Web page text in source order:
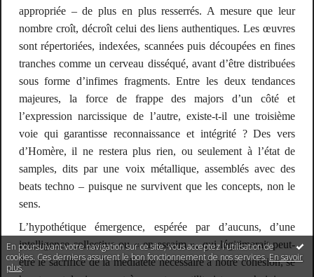
En poursuivant votre navigation sur ce site, vous acceptez l'utilisation de
cookies. Ces derniers assurent le bon fonctionnement de nos services.En savoir
plus.
appropriée – de plus en plus resserrés. A mesure que leur
nombre croît, décroît celui des liens authentiques. Les œuvres
sont répertoriées, indexées, scannées puis découpées en fines
tranches comme un cerveau disséqué, avant d’être distribuées
sous forme d’infimes fragments. Entre les deux tendances
majeures, la force de frappe desmajors d’un côté et
l’expression narcissique de l’autre, existe-t-il une troisième
voie qui garantisse reconnaissance et intégrité ? Des vers
d’Homère, il ne restera plus rien, ou seulement à l’état de
samples, dits par une voix métallique, assemblés avec des
beatstechno – puisque ne survivent que les concepts, non le
sens.
L’hypothétique émergence, espérée par d’aucuns, d’une
intelligence collective ou « en essaim », qui légitimerait peut-
être le sacrifice de la médiateté nécessaire à notre cohésion, se